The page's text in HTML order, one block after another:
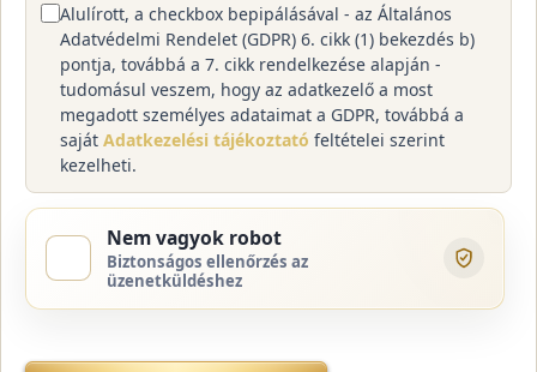
Alulírott, a checkbox bepipálásával - az Általános
Adatvédelmi Rendelet (GDPR) 6. cikk (1) bekezdés b)
pontja, továbbá a 7. cikk rendelkezése alapján -
tudomásul veszem, hogy az adatkezelő a most
megadott személyes adataimat a GDPR, továbbá a
saját Adatkezelési tájékoztató feltételei szerint
kezelheti.
Nem vagyok robot
Biztonságos ellenőrzés az
üzenetküldéshez